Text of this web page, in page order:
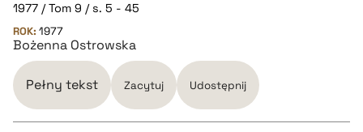
1977 / Tom 9 / s. 5 - 45
ROK: 1977
Bożenna Ostrowska
Pełny tekst Zacytuj Udostępnij